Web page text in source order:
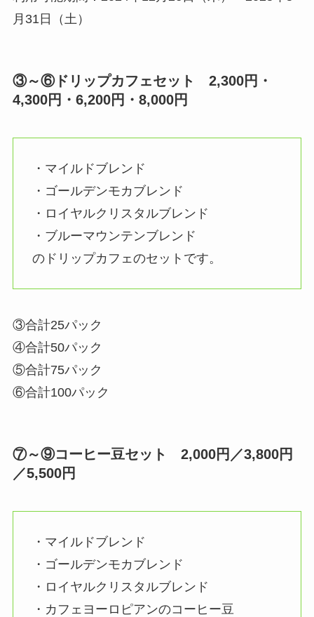
月31日（土）
③～⑥ドリップカフェセット 2,300円・
4,300円・6,200円・8,000円
・マイルドブレンド
・ゴールデンモカブレンド
・ロイヤルクリスタルブレンド
・ブルーマウンテンブレンド
のドリップカフェのセットです。
③合計25パック
④合計50パック
⑤合計75パック
⑥合計100パック
⑦～⑨コーヒー豆セット 2,000円／3,800円
／5,500円
・マイルドブレンド
・ゴールデンモカブレンド
・ロイヤルクリスタルブレンド
・カフェヨーロピアンのコーヒー豆